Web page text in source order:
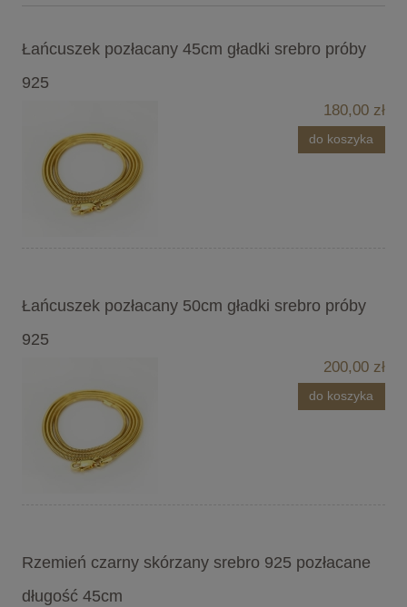
Łańcuszek pozłacany 45cm gładki srebro próby
925
180,00 zł
do koszyka
Łańcuszek pozłacany 50cm gładki srebro próby
925
200,00 zł
do koszyka
Rzemień czarny skórzany srebro 925 pozłacane
długość 45cm